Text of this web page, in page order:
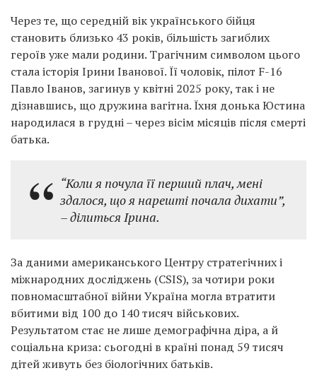
Через те, що середній вік українського бійця
становить близько 43 років, більшість загиблих
героїв уже мали родини. Трагічним символом цього
стала історія Ірини Іванової. Її чоловік, пілот F-16
Павло Іванов, загинув у квітні 2025 року, так і не
дізнавшись, що дружина вагітна. Їхня донька Юстина
народилася в грудні – через вісім місяців після смерті
батька.
“Коли я почула її перший плач, мені
здалося, що я нарешті почала дихати”,
– ділиться Ірина.
За даними американського Центру стратегічних і
міжнародних досліджень (CSIS), за чотири роки
повномасштабної війни Україна могла втратити
вбитими від 100 до 140 тисяч військових.
Результатом стає не лише демографічна діра, а й
соціальна криза: сьогодні в країні понад 59 тисяч
дітей живуть без біологічних батьків.